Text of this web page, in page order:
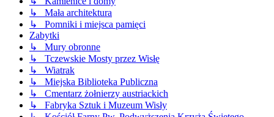
↳ Mała architektura
↳ Pomniki i miejsca pamięci
Zabytki
↳ Mury obronne
↳ Tczewskie Mosty przez Wisłę
↳ Wiatrak
↳ Miejska Biblioteka Publiczna
↳ Cmentarz żołnierzy austriackich
↳ Fabryka Sztuk i Muzeum Wisły